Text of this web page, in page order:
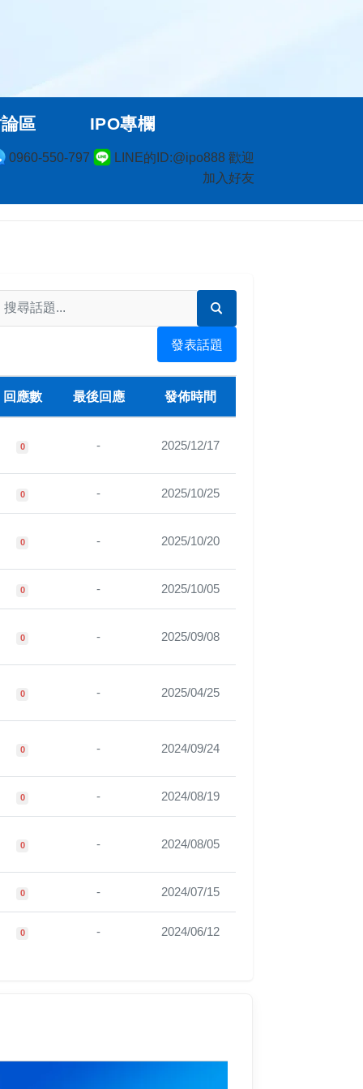
0960-550-797
LINE的ID:@ipo888 歡迎
加入好友
區 IPO專欄
發表話題
回應數 最後回應 發佈時間
0 - 2025/12/17
0 - 2025/10/25
0 - 2025/10/20
0 - 2025/10/05
0 - 2025/09/08
0 - 2025/04/25
0 - 2024/09/24
0 - 2024/08/19
0 - 2024/08/05
0 - 2024/07/15
0 - 2024/06/12